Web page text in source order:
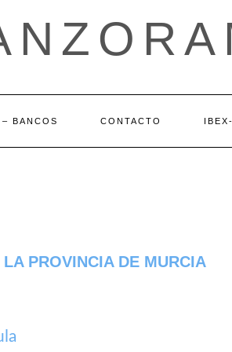
BANCOS CONTACTO
PROVINCIA DE MURCIA